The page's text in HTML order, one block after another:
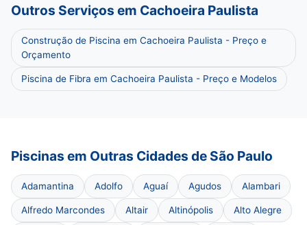
Outros Serviços em Cachoeira Paulista
Construção de Piscina em Cachoeira Paulista - Preço e
Orçamento
Piscina de Fibra em Cachoeira Paulista - Preço e Modelos
Piscinas em Outras Cidades de São Paulo
Adamantina Adolfo Aguaí Agudos Alambari
Alfredo Marcondes Altair Altinópolis Alto Alegre